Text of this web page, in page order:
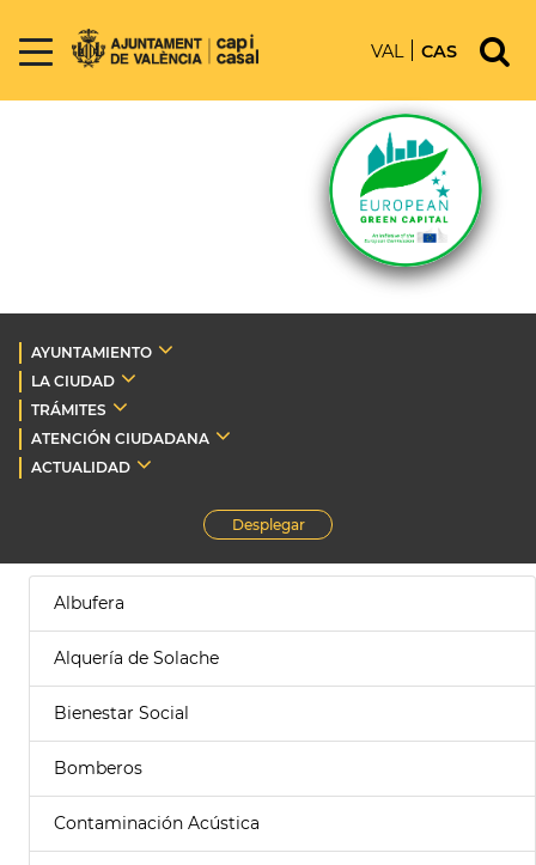
VAL CAS
AYUNTAMIENTO
LA CIUDAD
TRÁMITES
ATENCIÓN CIUDADANA
ACTUALIDAD
Desplegar
Albufera
Alquería de Solache
Bienestar Social
Bomberos
Contaminación Acústica